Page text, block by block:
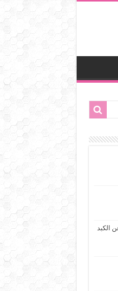
الكبد